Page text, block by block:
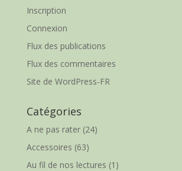
Inscription
Connexion
Flux des publications
Flux des commentaires
Site de WordPress-FR
Catégories
A ne pas rater(24)
Accessoires (63)
Au fil de nos lectures (1)